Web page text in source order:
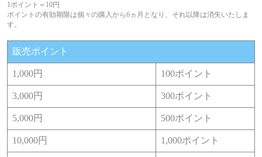
1ポイント＝10円
ポイントの有効期限は個々の購入から6ヵ月となり、それ以降は消失いたしま
す。
販売ポイント
1,000円 100ポイント
3,000円 300ポイント
5,000円 500ポイント
10,000円 1,000ポイント